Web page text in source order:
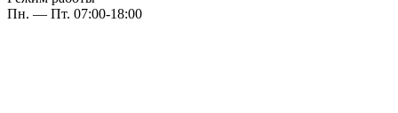
Пн. — Пт. 07:00-18:00